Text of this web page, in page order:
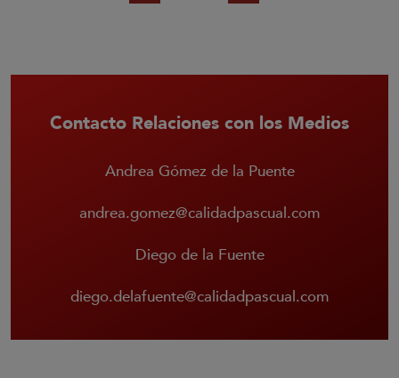
Contacto Relaciones con los Medios
Andrea Gómez de la Puente
andrea.gomez@calidadpascual.com
Diego de la Fuente
diego.delafuente@calidadpascual.com